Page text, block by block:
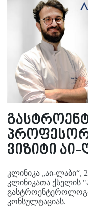
პროფესორ
ვიზიტი
კლინიკა „აი-
კლინიკათა ქსელის
კონსულტაციას.